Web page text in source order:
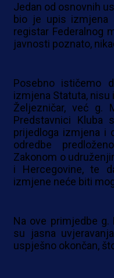
Jedan od osnovnih
bio je upis izmjena
registar Federalnog
javnosti poznato,
Posebno ističemo
izmjena Statuta, nisu
Željezničar, već g.
Predstavnici Kluba
prijedloga izmjena i
odredbe
Zakonom o
i Hercegovine, te
izmjene neće biti
Na ove primjedbe
su jasna
uspješno okončan,